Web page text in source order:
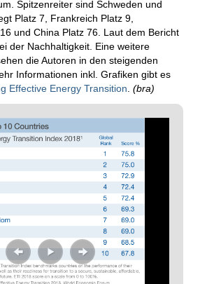
Spitzenreiter sind Schweden und
Platz 7, Frankreich Platz 9,
und China Platz 76. Laut dem Bericht
der Nachhaltigkeit. Eine weitere
die Autoren in den steigenden
Informationen inkl. Grafiken gibt es
Effective Energy Transition (bra)